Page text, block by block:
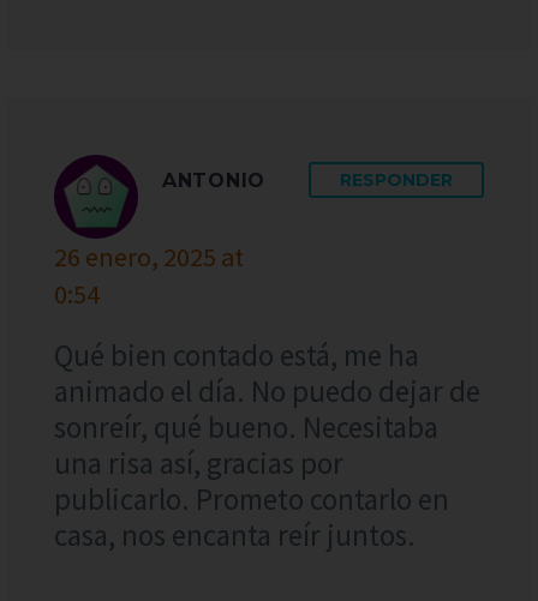
ANTONIO
26 enero, 2025 at
0:54
RESPONDER
Qué bien contado está, me ha
animado el día. No puedo dejar de
sonreír, qué bueno. Necesitaba
una risa así, gracias por
publicarlo. Prometo contarlo en
casa, nos encanta reír juntos.